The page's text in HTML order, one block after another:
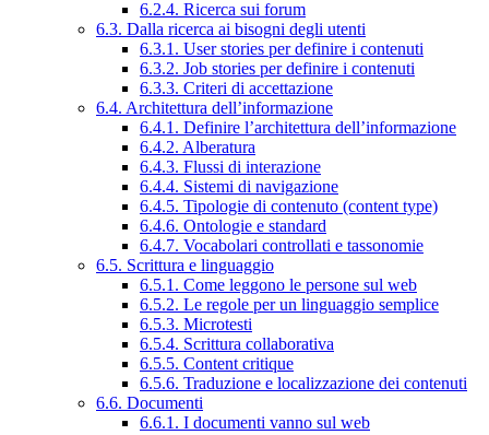
6.2.4. Ricerca sui forum
6.3. Dalla ricerca ai bisogni degli utenti
6.3.1. User stories per definire i contenuti
6.3.2. Job stories per definire i contenuti
6.3.3. Criteri di accettazione
6.4. Architettura dell’informazione
6.4.1. Definire l’architettura dell’informazione
6.4.2. Alberatura
6.4.3. Flussi di interazione
6.4.4. Sistemi di navigazione
6.4.5. Tipologie di contenuto (content type)
6.4.6. Ontologie e standard
6.4.7. Vocabolari controllati e tassonomie
6.5. Scrittura e linguaggio
6.5.1. Come leggono le persone sul web
6.5.2. Le regole per un linguaggio semplice
6.5.3. Microtesti
6.5.4. Scrittura collaborativa
6.5.5. Content critique
6.5.6. Traduzione e localizzazione dei contenuti
6.6. Documenti
6.6.1. I documenti vanno sul web